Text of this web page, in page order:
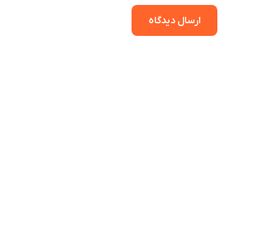
ارسال دیدگاه